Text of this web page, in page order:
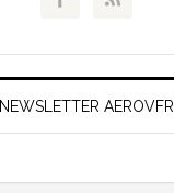
NEWSLETTER AEROVFR